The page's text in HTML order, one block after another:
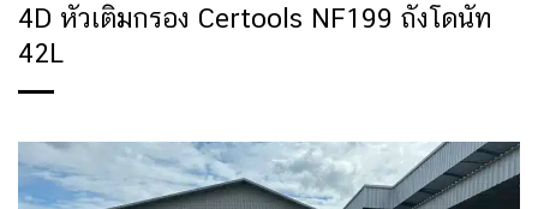
4D หัวเติมกรอง Certools NF199 ถังโดนัท
42L